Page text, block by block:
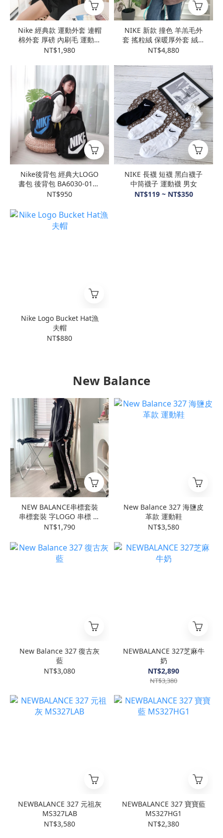
Nike 經典款 運動外套 連帽
棉外套 厚磅 內刷毛 運動外
套 情侶外套 623451-010
NT$1,980
NIKE 新款 撞色 羊羔毛外
套 搖粒絨 保暖厚外套 絨毛
情侶外套 FV4022-237
NT$4,880
Nike後背包 經典大LOGO
書包 後背包 BA6030-013 /
BA5876-083
NT$950
NIKE 長襪 短襪 黑白襪子
中筒襪子 運動襪 男女
NT$119 ~ NT$350
Nike Logo Bucket Hat漁
夫帽
NT$880
New Balance
NEW BALANCE串標套裝
串標套裝 字LOGO 串標 立
領外套
NT$1,790
New Balance 327 海鹽皮
革款 運動鞋
NT$3,580
New Balance 327 復古灰
藍
NT$3,080
NEWBALANCE 327芝麻牛
奶
NT$2,890
NT$3,380
NEWBALANCE 327 元祖灰
MS327LAB
NT$3,580
NEWBALANCE 327 寶寶藍
MS327HG1
NT$2,380